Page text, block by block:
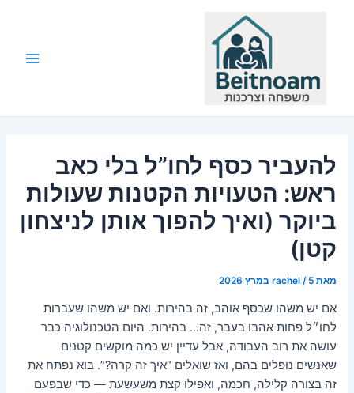
להעביר כסף לחו”ל בלי כאב
ראש: הטעויות הקטנות שעולות
ביוקר (ואיך להפוך אותן לניצחון
קטן)
מאת rachel / 5 במרץ 2026
אם יש משהו שכסף אוהב, זה בהירות. ואם יש משהו שעברות
לחו״ל פחות אהבו בעבר, זה… בהירות. היום הטכנולוגיה כבר
עושה את רוב העבודה, אבל עדיין יש כמה מוקשים קטנים
שאנשים נופלים בהם, ואז שואלים “איך זה קרה?”. בוא נפתח את
זה בצורה קלילה, חכמה, ואפילו קצת משעשעת — כדי שבפעם